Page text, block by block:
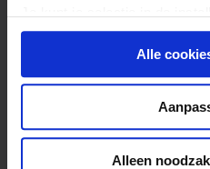
onder aan de pagina op elk
toekomst wijzigen.Alle
Alleen
wordt er nog een stop
Dit ligt in een idyllische
kasteel was het
Sus, het hart van het